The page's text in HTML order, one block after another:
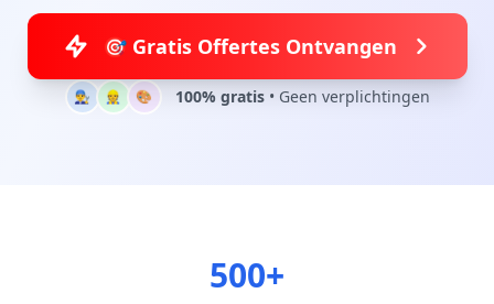
🎯 Gratis Offertes Ontvangen
👨‍🔧 👷 🎨 100% gratis• Geen verplichtingen
500+